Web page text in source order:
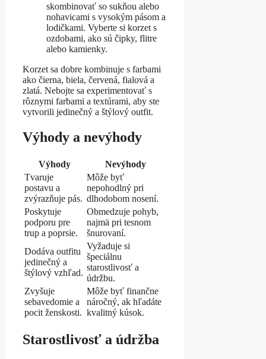
skombinovať so sukňou alebo
nohavicami s vysokým pásom a
lodičkami. Vyberte si korzet s
ozdobami, ako sú čipky, flitre
alebo kamienky.
Korzet sa dobre kombinuje s farbami
ako čierna, biela, červená, fialová a
zlatá. Nebojte sa experimentovať s
rôznymi farbami a textúrami, aby ste
vytvorili jedinečný a štýlový outfit.
Výhody a nevýhody
Výhody
Nevýhody
Tvaruje
postavu a
zvýrazňuje pás.
Môže byť
nepohodlný pri
dlhodobom nosení.
Poskytuje
podporu pre
trup a poprsie.
Obmedzuje pohyb,
najmä pri tesnom
šnurovaní.
Dodáva outfitu
jedinečný a
štýlový vzhľad.
Vyžaduje si
špeciálnu
starostlivosť a
údržbu.
Zvyšuje
sebavedomie a
pocit ženskosti.
Môže byť finančne
náročný, ak hľadáte
kvalitný kúsok.
Starostlivosť a údržba